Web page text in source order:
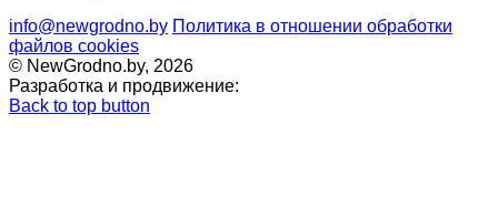
info@newgrodno.by Политика в отношении обработки
файлов cookies
© NewGrodno.by, 2026
Разработка и продвижение:
Back to top button